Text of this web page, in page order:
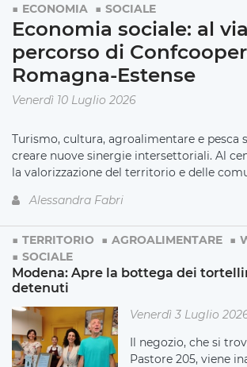
ECONOMIA
SOCIALE
Economia sociale: al
percorso di
Romagna-Estense
Venerdì 10 Luglio 2026
Turismo, cultura, agroalimentare e pesca
creare nuove sinergie intersettoriali. Al
la valorizzazione del territorio e delle
Alessandra Fabri
TERRITORIO AGROALIMENTARE
SOCIALE
Modena: Apre la bottega dei
detenuti
Venerdì 3 Luglio
Il negozio, che si
Pastore 205, viene